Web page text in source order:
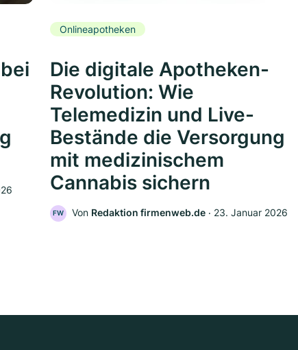
Onlineapotheken
Die digitale Apotheken-
Revolution: Wie
Telemedizin und Live-
Bestände die Versorgung
mit medizinischem
Cannabis sichern
FW Von Redaktion firmenweb.de ‧ 23. Januar 2026